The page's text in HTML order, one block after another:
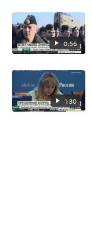
0:56
1:30